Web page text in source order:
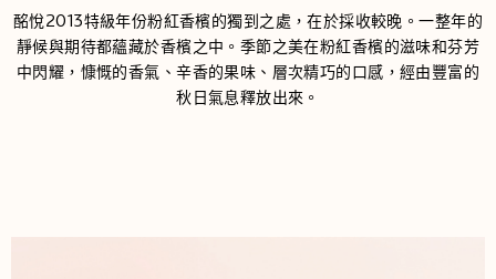
酩悅2013特級年份粉紅香檳的獨到之處，在於採收較晚。一整年的
靜候與期待都蘊藏於香檳之中。季節之美在粉紅香檳的滋味和芬芳
中閃耀，慷慨的香氣、辛香的果味、層次精巧的口感，經由豐富的
秋日氣息釋放出來。